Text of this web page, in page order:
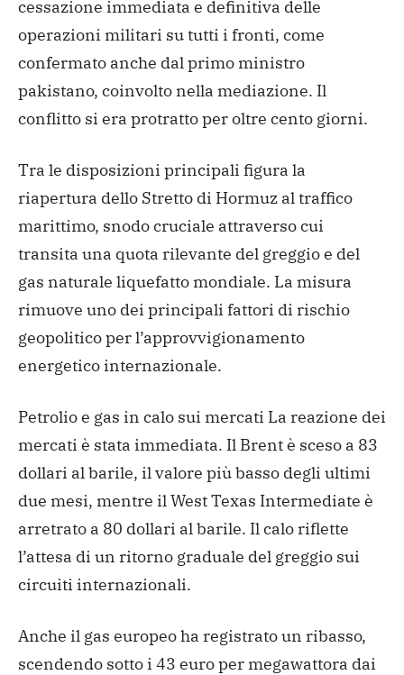
cessazione immediata e definitiva delle
operazioni militari su tutti i fronti, come
confermato anche dal primo ministro
pakistano, coinvolto nella mediazione. Il
conflitto si era protratto per oltre cento giorni.
Tra le disposizioni principali figura la
riapertura dello Stretto di Hormuz al traffico
marittimo, snodo cruciale attraverso cui
transita una quota rilevante del greggio e del
gas naturale liquefatto mondiale. La misura
rimuove uno dei principali fattori di rischio
geopolitico per l’approvvigionamento
energetico internazionale.
Petrolio e gas in calo sui mercati La reazione dei
mercati è stata immediata. Il Brent è sceso a 83
dollari al barile, il valore più basso degli ultimi
due mesi, mentre il West Texas Intermediate è
arretrato a 80 dollari al barile. Il calo riflette
l’attesa di un ritorno graduale del greggio sui
circuiti internazionali.
Anche il gas europeo ha registrato un ribasso,
scendendo sotto i 43 euro per megawattora dai